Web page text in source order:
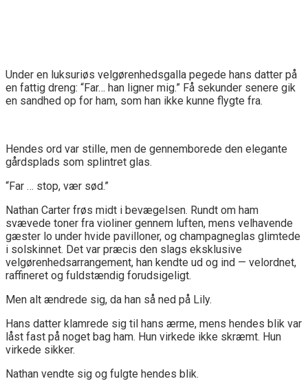
Under en luksuriøs velgørenhedsgalla pegede hans datter på
en fattig dreng: “Far… han ligner mig.” Få sekunder senere gik
en sandhed op for ham, som han ikke kunne flygte fra.
Hendes ord var stille, men de gennemborede den elegante
gårdsplads som splintret glas.
“Far … stop, vær sød.”
Nathan Carter frøs midt i bevægelsen. Rundt om ham
svævede toner fra violiner gennem luften, mens velhavende
gæster lo under hvide pavilloner, og champagneglas glimtede
i solskinnet. Det var præcis den slags eksklusive
velgørenhedsarrangement, han kendte ud og ind — velordnet,
raffineret og fuldstændig forudsigeligt.
Men alt ændrede sig, da han så ned på Lily.
Hans datter klamrede sig til hans ærme, mens hendes blik var
låst fast på noget bag ham. Hun virkede ikke skræmt. Hun
virkede sikker.
Nathan vendte sig og fulgte hendes blik.